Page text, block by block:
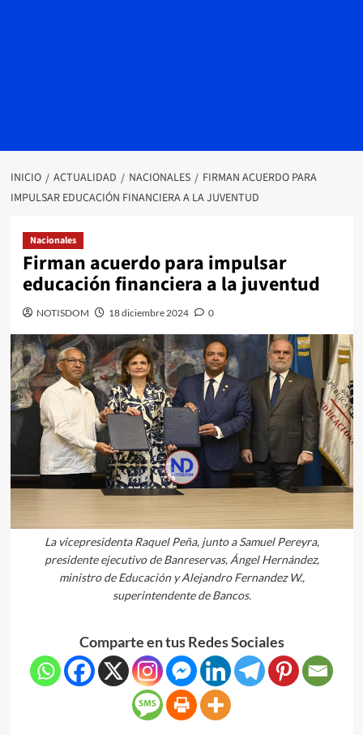
INICIO ACTUALIDAD NACIONALES
FIRMAN ACUERDO PARA
IMPULSAR EDUCACIÓN FINANCIERA A LA JUVENTUD
Nacionales
Firman acuerdo para impulsar
educación financiera a la juventud
NOTISDOM 18 diciembre 2024 0
La vicepresidenta Raquel Peña, junto a Samuel Pereyra,
presidente ejecutivo de Banreservas, Ángel Hernández,
ministro de Educación y Alejandro Fernandez W.,
superintendente de Bancos.
Comparte en tus Redes Sociales